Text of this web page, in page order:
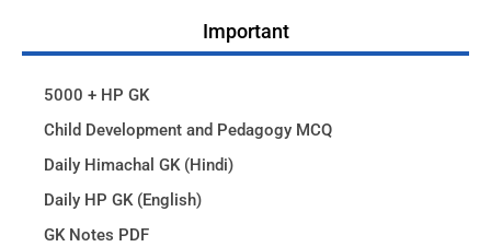
Important
5000 + HP GK
Child Development and Pedagogy MCQ
Daily Himachal GK (Hindi)
Daily HP GK (English)
GK Notes PDF